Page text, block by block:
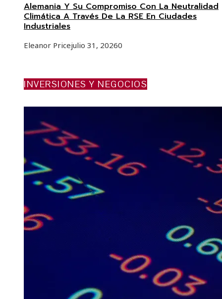
Alemania Y Su Compromiso Con La Neutralidad
Climática A Través De La RSE En Ciudades
Industriales
Eleanor Pricejulio 31, 20260
INVERSIONES Y NEGOCIOS